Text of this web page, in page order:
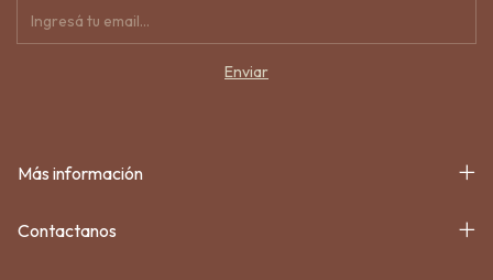
Más información
Contactanos